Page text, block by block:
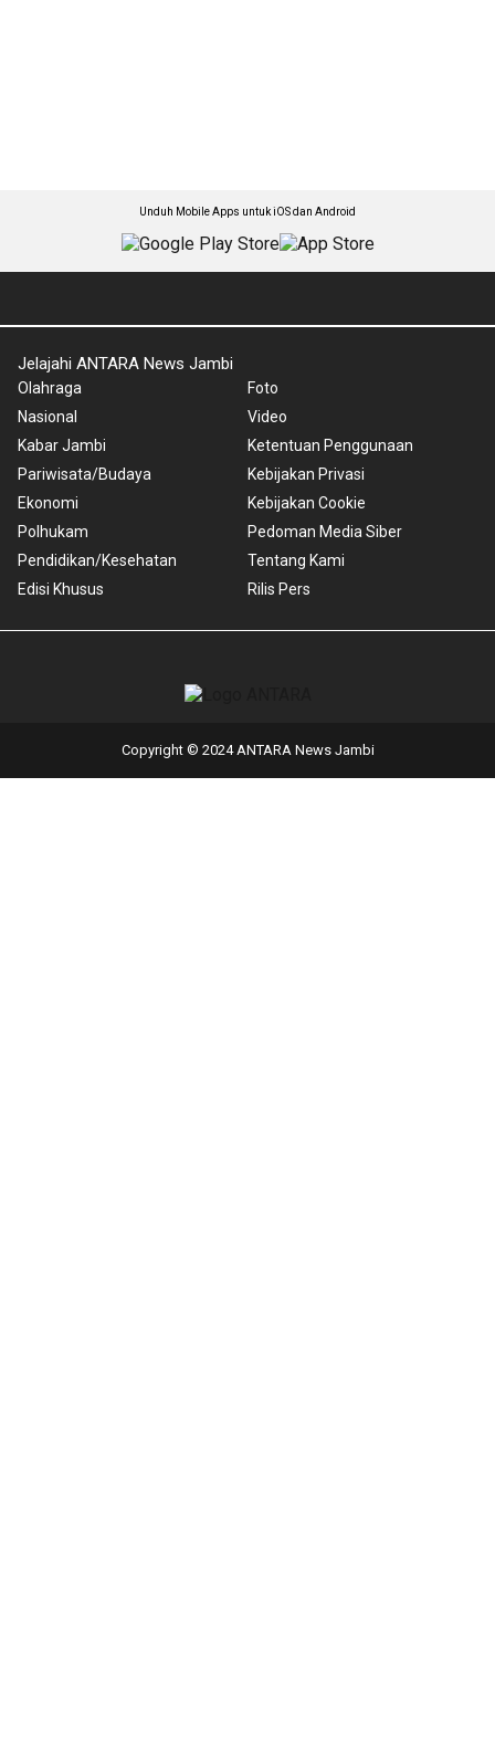
Unduh Mobile Apps untuk iOS dan Android
Jelajahi ANTARA News Jambi
Olahraga
Nasional
Kabar Jambi
Pariwisata/Budaya
Ekonomi
Polhukam
Pendidikan/Kesehatan
Edisi Khusus
Foto
Video
Ketentuan Penggunaan
Kebijakan Privasi
Kebijakan Cookie
Pedoman Media Siber
Tentang Kami
Rilis Pers
Copyright © 2024 ANTARA News Jambi